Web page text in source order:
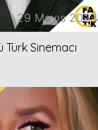
29 Mayıs 2023
Sinemacı